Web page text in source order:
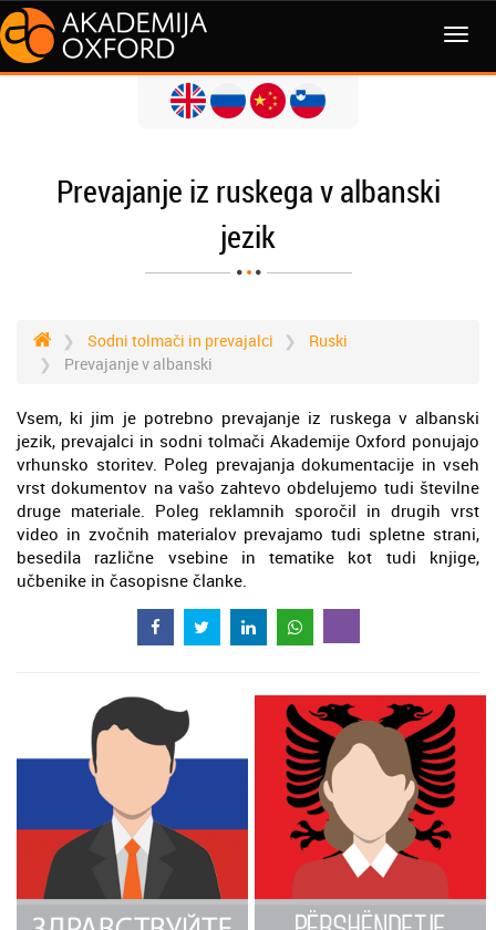
MENI
Prevajanje iz ruskega v albanski
jezik
Sodni tolmači in prevajalci
Ruski
Prevajanje v albanski
Vsem, ki jim je potrebno prevajanje iz ruskega v albanski
jezik, prevajalci in sodni tolmači Akademije Oxford ponujajo
vrhunsko storitev. Poleg prevajanja dokumentacije in vseh
vrst dokumentov na vašo zahtevo obdelujemo tudi številne
druge materiale. Poleg reklamnih sporočil in drugih vrst
video in zvočnih materialov prevajamo tudi spletne strani,
besedila različne vsebine in tematike kot tudi knjige,
učbenike in časopisne članke.